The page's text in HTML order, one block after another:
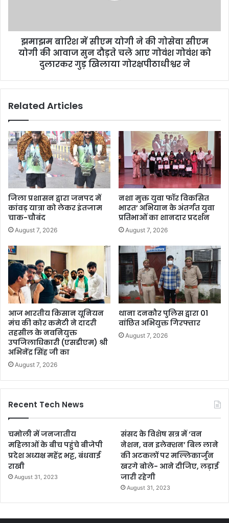
झमाझम बारिश में सीएम योगी ने की गोसेवा सीएम
योगी की आवाज सुन दौड़ते चले आए गोवंश गोवंश को
दुलारकर गुड़ खिलाया गोरक्षपीठाधीश्वर ने
Related Articles
जिला प्रशासन द्वारा जनपद में
कांवड़ यात्रा को लेकर इंतजाम
चाक-चौबंद
August 7, 2026
नशा मुक्त युवा फॉर विकसित
भारत’ अभियान के अंतर्गत युवा
प्रतिभाओं का शानदार प्रदर्शन
August 7, 2026
आज भारतीय किसान यूनियन
मंच की कोर कमेटी ने दादरी
तहसील के नवनियुक्त
उपजिलाधिकारी (एसडीएम) श्री
अभिनेंद्र सिंह जी का
August 7, 2026
थाना दनकौर पुलिस द्वारा 01
वांछित अभियुक्त गिरफ्तार
August 7, 2026
Recent Tech News
चमोली में जनजातीय
महिलाओं के बीच पहुंचे बीजेपी
प्रदेश अध्यक्ष महेंद्र भट्ट, बंधवाई
राखी
August 31, 2023
संसद के विशेष सत्र में ‘वन
नेशन, वन इलेक्शन’ बिल लाने
की अटकलों पर मल्लिकार्जुन
खरगे बोले- आने दीजिए, लड़ाई
जारी रहेगी
August 31, 2023